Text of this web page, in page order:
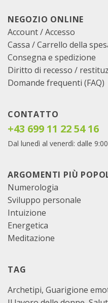
NEGOZIO ONLINE
Account / Accesso
Cassa /Carrello della
Consegna e spedizione
Diritto di recesso /
Domande frequenti (FAQ)
CONTATTO
+43 699 11 22 54 16
Dal lunedì al venerdì: dalle
ARGOMENTI PIÙ
Numerologia
Sviluppo personale
Intuizione
Energetica
Meditazione
TAG
Archetipi Guarigione